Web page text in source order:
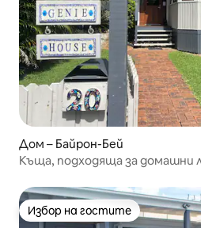
Дом – Байрон-Бей
Къща, подходяща за домашни
Избор на гостите
Избор на гостите